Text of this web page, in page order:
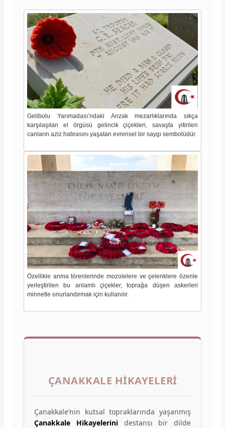
Gelibolu Yarımadası’ndaki Anzak mezarlıklarında sıkça
karşılaşılan el örgüsü gelincik çiçekleri, savaşta yitirilen
canların aziz hatırasını yaşatan evrensel bir saygı sembolüdür.
Özellikle anma törenlerinde mozolelere ve çelenklere özenle
yerleştirilen bu anlamlı çiçekler, toprağa düşen askerleri
minnetle onurlandırmak için kullanılır.
ÇANAKKALE HIKAYELERI
Çanakkale’nin kutsal topraklarında yaşanmış
Çanakkale Hikayelerinidestansı bir dilde